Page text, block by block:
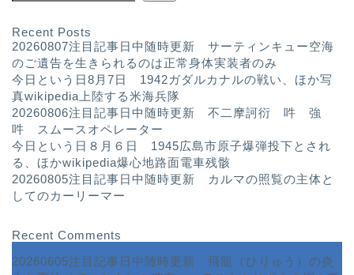
Recent Posts
20260807注目記事日中随時更新 サーティンキュー空海
のご遺告を生きられるのは正常身体実装者のみ
今日という日8月7日 1942ガダルカナルの戦い、ほか写
真wikipedia上陸する米海兵隊
20260806注目記事日中随時更新 不二摩訶衍 吽 強
吽 スムースオペレーター
今日という日８月６日 1945広島市原子爆弾投下とされ
る、ほかwikipedia爆心地路面電車残骸
20260805注目記事日中随時更新 カルマの照覧の主体と
してのカーリーマー
Recent Comments
20260605注目記事日中随時更新 飛龍（ひりゅう）の炎